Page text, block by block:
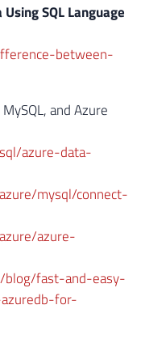
SQL Language
between-
and Azure
azure-data-
mysql/connect-
azure-
blog/fast-and-easy-
for-